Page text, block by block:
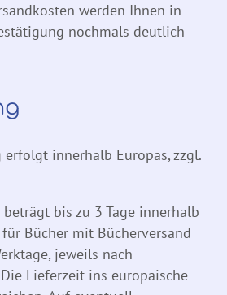
werden Ihnen in
nochmals deutlich
innerhalb Europas, zzgl.
bis zu 3 Tage innerhalb
Bücher mit Bücherversand
jeweils nach
Lieferzeit ins europäische